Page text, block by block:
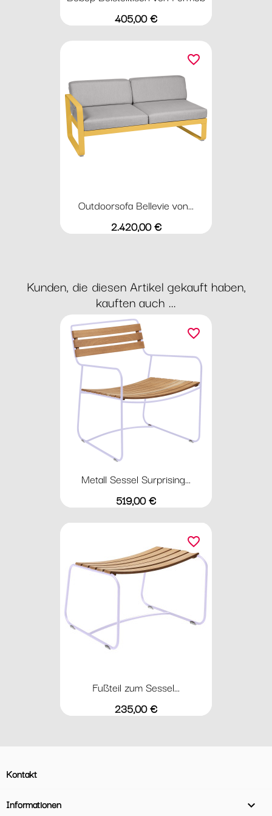
Preis
405,00 €
Outdoorsofa Bellevie von...
Preis
2.420,00 €
favorite_border
Kunden, die diesen Artikel gekauft haben,
kauften auch ...
Metall Sessel Surprising...
Preis
519,00 €
favorite_border
Fußteil zum Sessel...
Preis
235,00 €
favorite_border
Kontakt
Informationen 